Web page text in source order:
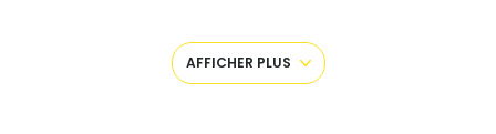
écurie de 60 m2 et un garage fermer de de 55M2.
Chauffage bois et électrique par radiateur. Un trés beau
terrain de 2300 m2 clôturé compléte se bien. Taxe
AFFICHER PLUS